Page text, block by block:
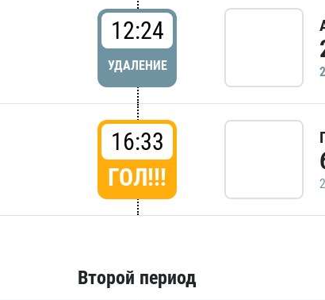
12:24
УДАЛЕНИЕ
16:33
ГОЛ!!!
Второй период